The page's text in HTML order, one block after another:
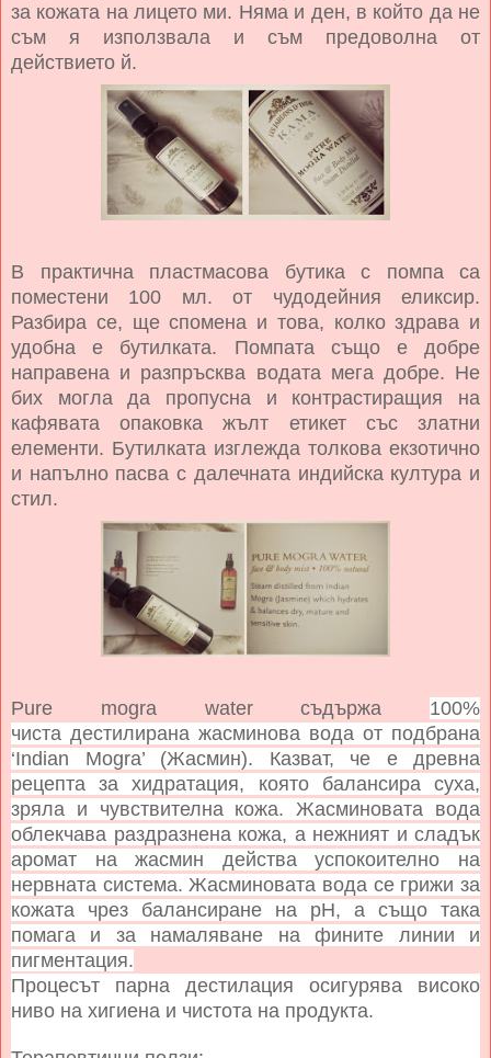
за кожата на лицето ми. Няма и ден, в който да не
съм я използвала и съм предоволна от
действието й.
В практична пластмасова бутика с помпа са
поместени 100 мл. от чудодейния еликсир.
Разбира се, ще спомена и това, колко здрава и
удобна е бутилката. Помпата също е добре
направена и разпръсква водата мега добре. Не
бих могла да пропусна и контрастиращия на
кафявата опаковка жълт етикет със златни
елементи. Бутилката изглежда толкова екзотично
и напълно пасва с далечната индийска култура и
стил.
Pure mogra waterсъдържа 100%
чиста дестилирана жасминова вода от подбрана
‘Indian Mogra’ (Жасмин). Казват, че е древна
рецепта за хидратация, която балансира суха,
зряла и чувствителна кожа. Жасминовата вода
облекчава раздразнена кожа, а нежният и сладък
аромат на жасмин действа успокоително на
нервната система. Жасминовата вода се грижи за
кожата чрез балансиране на рН, а също така
помага и за намаляване на фините линии и
пигментация.
Процесът парна дестилация осигурява високо
ниво на хигиена и чистота на продукта.